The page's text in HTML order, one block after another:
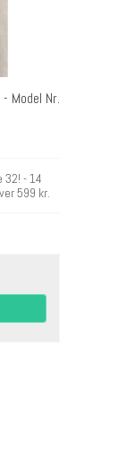
Model Nr.
32! - 14
599 kr.